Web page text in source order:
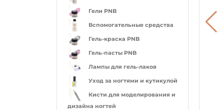
Гели PNB
Вспомогательные средства
Гель-краска PNB
Гель-пасты PNB
Лампы для гель-лаков
Уход за ногтями и кутикулой
Кисти для моделирования и
дизайна ногтей